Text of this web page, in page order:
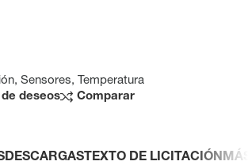
, Sensores, Temperatura
deseos
Comparar
DESCARGASTEXTO DE LICITACIÓN